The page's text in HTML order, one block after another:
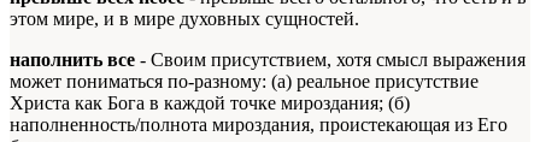
этом мире, и в мире духовных сущностей.
наполнить все - Своим присутствием, хотя смысл выражения
может пониматься по-разному: (а) реальное присутствие
Христа как Бога в каждой точке мироздания; (б)
наполненность/полнота мироздания, проистекающая из Его